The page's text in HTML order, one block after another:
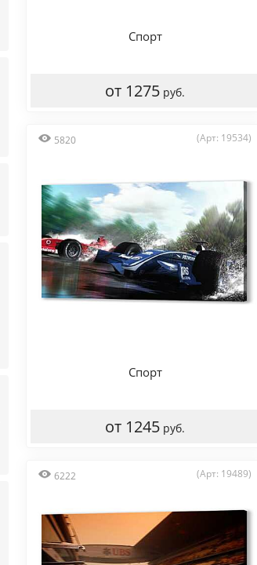
Спорт
от 1275 руб.
5820 (Арт: 19534)
Спорт
от 1245 руб.
6222 (Арт: 19489)